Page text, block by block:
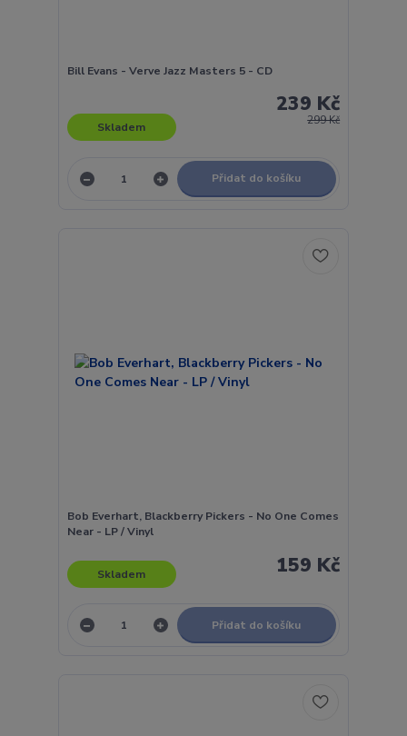
Bill Evans - Verve Jazz Masters 5 - CD
299 Kč
239 Kč
Skladem
Přidat do košíku
Bob Everhart, Blackberry Pickers - No One Comes
Near - LP / Vinyl
159 Kč
Skladem
Přidat do košíku